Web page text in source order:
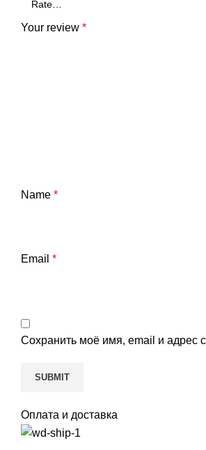
Your review *
Name *
Email *
Сохранить моё имя, email и адрес
Оплата и доставка